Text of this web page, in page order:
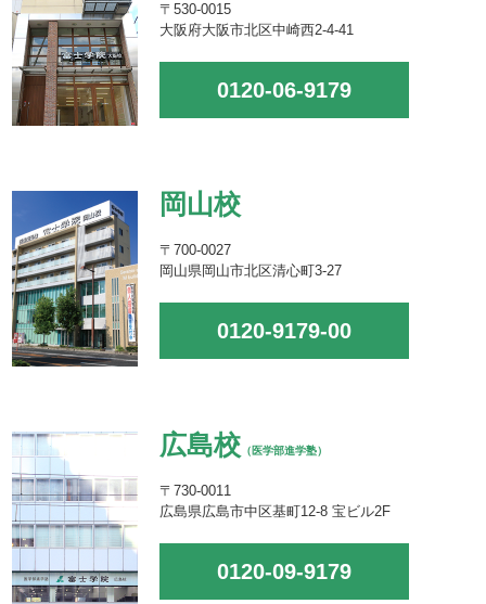
〒530-0015
大阪府大阪市北区中崎西2-4-41
0120-06-9179
岡山校
〒700-0027
岡山県岡山市北区清心町3-27
0120-9179-00
広島校 （医学部進学塾）
〒730-0011
広島県広島市中区基町12-8 宝ビル2F
0120-09-9179